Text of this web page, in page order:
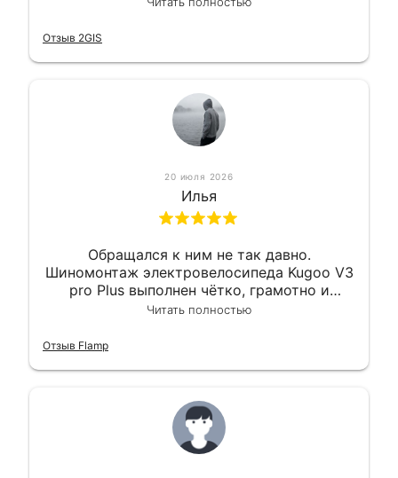
Отзыв 2GIS
20 июля 2026
Илья
Обращался к ним не так давно.
Шиномонтаж электровелосипеда Kugoo V3
pro Plus выполнен чётко, грамотно и
квалифицированно. Всё сделано
Читать полностью
Отзыв Flamp